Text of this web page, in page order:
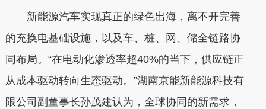
新能源汽车实现真正的绿色出海，离不开完善
的充换电基础设施，以及车、桩、网、储全链路协
同布局。“在电动化渗透率超40%的当下，供应链正
从成本驱动转向生态驱动。”湖南京能新能源科技有
限公司副董事长孙茂建认为，全球协同的新需求，